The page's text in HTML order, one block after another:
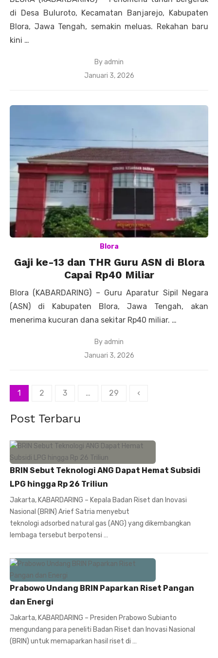
di Desa Buluroto, Kecamatan Banjarejo, Kabupaten
Blora, Jawa Tengah, semakin meluas. Rekahan baru
kini …
By admin
Posted
Januari 3, 2026
Blora
Gaji ke-13 dan THR Guru ASN di Blora
Capai Rp40 Miliar
Blora (KABARDARING) – Guru Aparatur Sipil Negara
(ASN) di Kabupaten Blora, Jawa Tengah, akan
menerima kucuran dana sekitar Rp40 miliar. …
By admin
Posted
Januari 3, 2026
Paginasi
pos
1 2 3 … 29 ‹
Post Terbaru
BRIN Sebut Teknologi ANG Dapat Hemat Subsidi
LPG hingga Rp 26 Triliun
Jakarta, KABARDARING – Kepala Badan Riset dan Inovasi
Nasional (BRIN) Arief Satria menyebut
teknologi adsorbed natural gas (ANG) yang dikembangkan
lembaga tersebut berpotensi …
Prabowo Undang BRIN Paparkan Riset Pangan
dan Energi
Jakarta, KABARDARING – Presiden Prabowo Subianto
mengundang para peneliti Badan Riset dan Inovasi Nasional
(BRIN) untuk memaparkan hasil riset di …